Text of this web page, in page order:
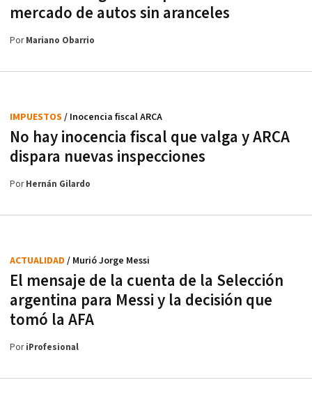
mercado de autos sin aranceles
PorMariano Obarrio
No hay inocencia fiscal que valga y ARCA
dispara nuevas inspecciones
IMPUESTOS / Inocencia fiscal ARCA
PorHernán Gilardo
El mensaje de la cuenta de la Selección
argentina para Messi y la decisión que
tomó la AFA
ACTUALIDAD / Murió Jorge Messi
PoriProfesional